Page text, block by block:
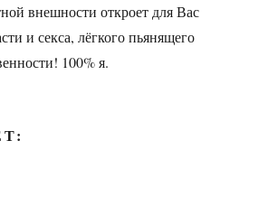
внешности откроет для Вас
и секса, лёгкого пьянящего
100% я.